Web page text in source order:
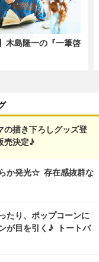
木島隆一の『一筆啓
の描き下ろしグッズ登
売決定♪
か発光☆ 存在感抜群な
たり、ポップコーンに
が目を引く♪ トートバ